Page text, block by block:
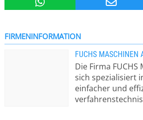
FIRMENINFORMATION
FUCHS MASCHINEN
Die Firma
sich spezialisiert
einfacher und